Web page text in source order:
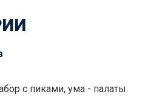
с пиками, ума - палаты.